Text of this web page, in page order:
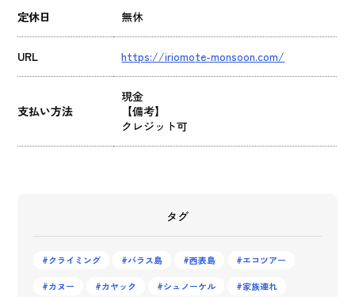
定休日 無休
URL https://iriomote-monsoon.com/
支払い方法
現金
【備考】
クレジット可
タグ
クライミング バラス島 西表島 エコツアー
カヌー カヤック シュノーケル 家族連れ